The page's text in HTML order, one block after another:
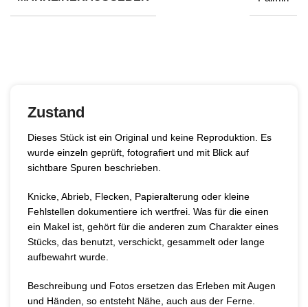
Zustand
Dieses Stück ist ein Original und keine Reproduktion. Es
wurde einzeln geprüft, fotografiert und mit Blick auf
sichtbare Spuren beschrieben.
Knicke, Abrieb, Flecken, Papieralterung oder kleine
Fehlstellen dokumentiere ich wertfrei. Was für die einen
ein Makel ist, gehört für die anderen zum Charakter eines
Stücks, das benutzt, verschickt, gesammelt oder lange
aufbewahrt wurde.
Beschreibung und Fotos ersetzen das Erleben mit Augen
und Händen, so entsteht Nähe, auch aus der Ferne.